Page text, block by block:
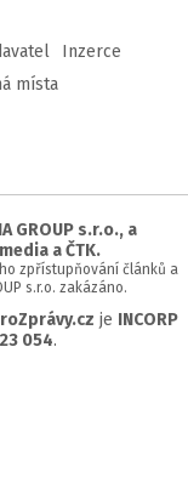
Inzerce
místa
GROUP s.r.o., a
a ČTK.
zpřístupňování článků a
s.r.o. zakázáno.
je INCORP
054.